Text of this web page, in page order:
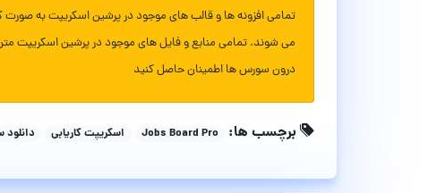
تمامی افزونه ها و قالب های موجود در پرشین اسکریپت به صورت
می شوند. تمامی منابع و فایل های موجود در پرشین اسکریپت
درون سورس ها اطمینان حاصل کنید
برچسب ها: Jobs Board Pro اسکریپت کاریابی دانلود